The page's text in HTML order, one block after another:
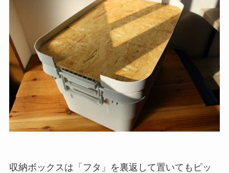
収納ボックスは「フタ」を裏返して置いてもピッ